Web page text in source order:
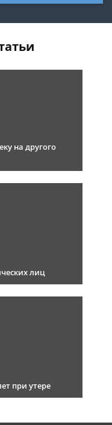
на другого
лиц
при утере